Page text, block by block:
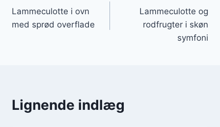
Lammeculotte i ovn
med sprød overflade
Lammeculotte og
rodfrugter i skøn
symfoni
Lignende indlæg